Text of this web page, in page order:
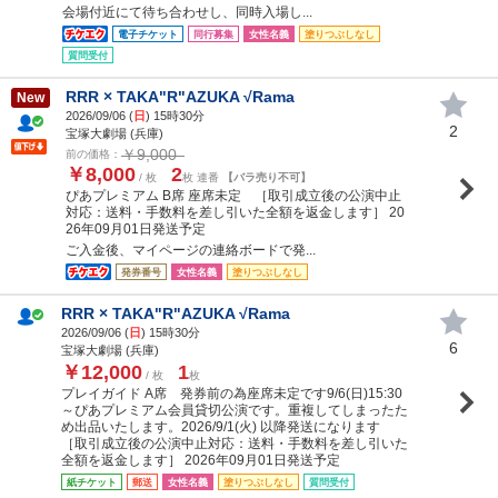
会場付近にて待ち合わせし、同時入場し...
電子チケット 同行募集 女性名義
塗りつぶしなし
質問受付
New RRR × TAKA"R"AZUKA √Rama
2026/09/06 (日) 15時30分
宝塚大劇場 (兵庫)
前の価格： ￥9,000
￥8,000 / 枚 2枚 連番 【バラ売り不可】
ぴあプレミアム B席 座席未定 ［取引成立後の公演中止
対応：送料・手数料を差し引いた全額を返金します］ 20
26年09月01日発送予定
ご入金後、マイページの連絡ボードで発...
発券番号 女性名義 塗りつぶしなし
2
RRR × TAKA"R"AZUKA √Rama
2026/09/06 (日) 15時30分
宝塚大劇場 (兵庫)
￥12,000 / 枚 1枚
プレイガイド A席 発券前の為座席未定です9/6(日)15:30
～ぴあプレミアム会員貸切公演です。重複してしまったた
め出品いたします。2026/9/1(火) 以降発送になります
［取引成立後の公演中止対応：送料・手数料を差し引いた
全額を返金します］ 2026年09月01日発送予定
紙チケット 郵送 女性名義 塗りつぶしなし 質問受付
6